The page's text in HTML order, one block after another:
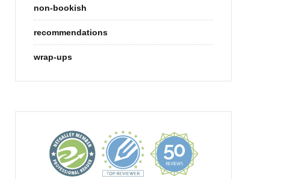
non-bookish
recommendations
wrap-ups